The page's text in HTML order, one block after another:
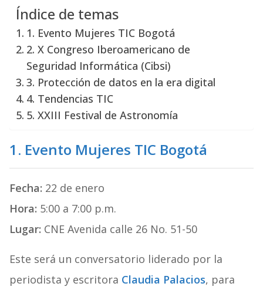
Índice de temas
1. Evento Mujeres TIC Bogotá
2. X Congreso Iberoamericano de
Seguridad Informática (Cibsi)
3. Protección de datos en la era digital
4. Tendencias TIC
5. XXIII Festival de Astronomía
1. Evento Mujeres TIC Bogotá
Fecha: 22 de enero
Hora: 5:00 a 7:00 p.m.
Lugar: CNE Avenida calle 26 No. 51-50
Este será un conversatorio liderado por la
periodista y escritora Claudia Palacios, para